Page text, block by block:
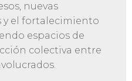
nuevas
y el fortalecimiento
espacios de
colectiva entre